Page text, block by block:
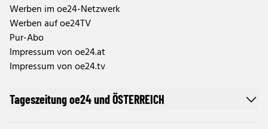
Werben im oe24-Netzwerk
Werben auf oe24TV
Pur-Abo
Impressum von oe24.at
Impressum von oe24.tv
Tageszeitung oe24 und ÖSTERREICH